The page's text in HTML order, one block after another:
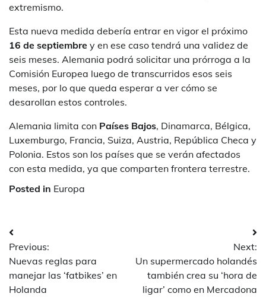
extremismo.
Esta nueva medida debería entrar en vigor el próximo
16 de septiembre y en ese caso tendrá una validez de
seis meses. Alemania podrá solicitar una prórroga a la
Comisión Europea luego de transcurridos esos seis
meses, por lo que queda esperar a ver cómo se
desarollan estos controles.
Alemania limita con Países Bajos, Dinamarca, Bélgica,
Luxemburgo, Francia, Suiza, Austria, República Checa y
Polonia. Estos son los países que se verán afectados
con esta medida, ya que comparten frontera terrestre.
Posted in Europa
Post
navigation
Previous:
Nuevas reglas para
manejar las ‘fatbikes’ en
Holanda
Next:
Un supermercado holandés
también crea su ‘hora de
ligar’ como en Mercadona